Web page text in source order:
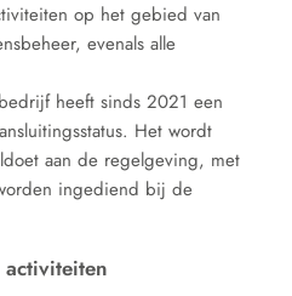
op het gebied van
evenals alle
heeft sinds 2021 een
. Het wordt
aan de regelgeving, met
ingediend bij de